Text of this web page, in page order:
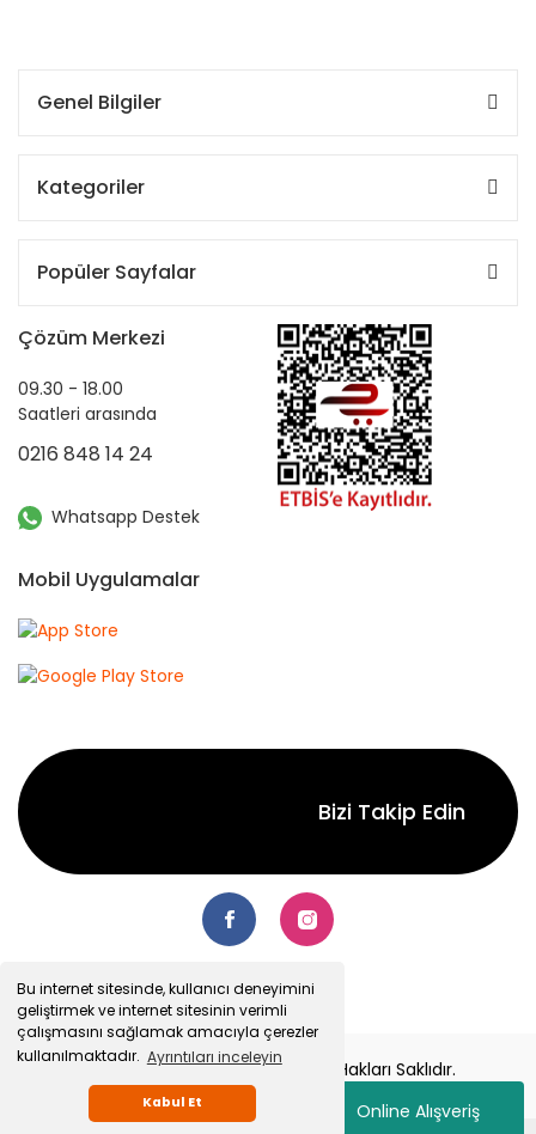
Bu internet sitesinde, kullanıcı deneyimini
geliştirmek ve internet sitesinin verimli
çalışmasını sağlamak amacıyla çerezler
kullanılmaktadır. Ayrıntıları inceleyin
Kabul Et Online Alışveriş
Genel Bilgiler
Kategoriler
Popüler Sayfalar
Çözüm Merkezi
09.30 - 18.00
Saatleri arasında
0216 848 14 24
Whatsapp Destek
Mobil Uygulamalar
Bizi Takip Edin
© 2022 Senetsepet.com. Tüm Hakları Saklıdır.